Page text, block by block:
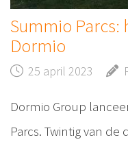
Summio Parcs:
Dormio
25 april 2023
Dormio Group
Parcs. Twintig van